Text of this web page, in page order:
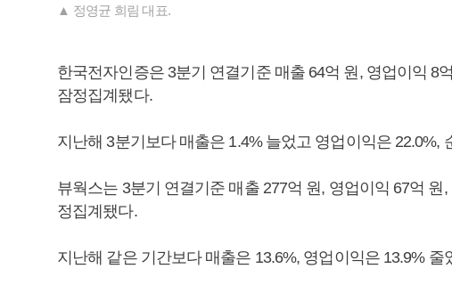
▲ 정영균 희림 대표.
한국전자인증은 3분기 연결기준 매출 64억 원, 영업이익 8
잠정집계됐다.
지난해 3분기보다 매출은 1.4% 늘었고 영업이익은
뷰웍스는 3분기 연결기준 매출 277억 원, 영업이익 67억 원
정집계됐다.
지난해 같은 기간보다 매출은 13.6%, 영업이익은 13.9%